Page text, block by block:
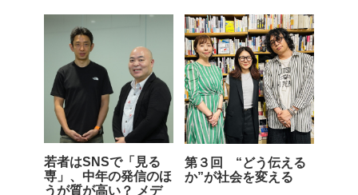
若者はSNSで「見る
専」、中年の発信のほ
うが質が高い？ メデ
第３回 “どう伝える
か”が社会を変える